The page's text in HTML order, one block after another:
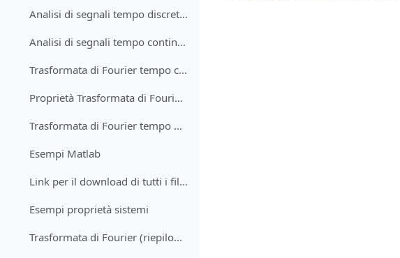
Analisi di segnali tempo discreto nel dominio del tempo
Analisi di segnali tempo continuo nel dominio del tempo
Trasformata di Fourier tempo continuo
Proprietà Trasformata di Fourier tempo continuo
Trasformata di Fourier tempo discreto
Esempi Matlab
Link per il download di tutti i file con i video delle lezioni
Esempi proprietà sistemi
Trasformata di Fourier (riepilogo)